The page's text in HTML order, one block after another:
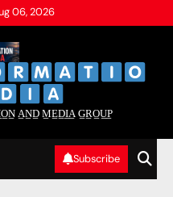
06, 2026
A̲N̲D̲ M̲E̲D̲I̲A̲ G̲R̲O̲U̲P̲
Subscribe